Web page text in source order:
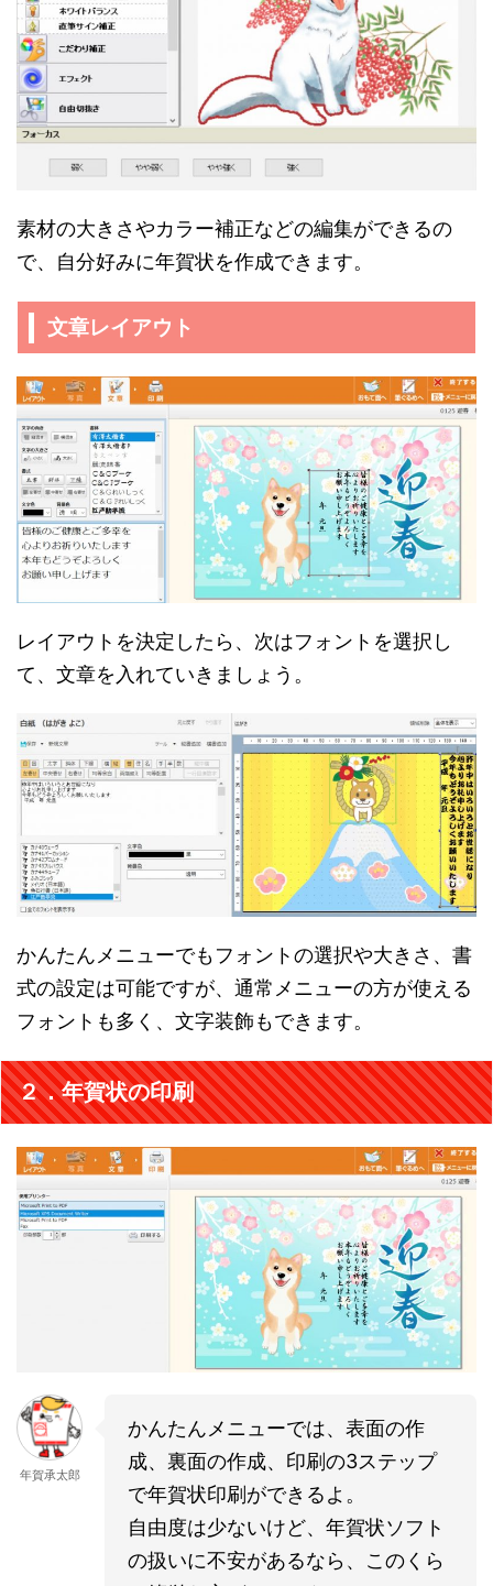
素材の大きさやカラー補正などの編集ができるの
で、自分好みに年賀状を作成できます。
文章レイアウト
レイアウトを決定したら、次はフォントを選択し
て、文章を入れていきましょう。
かんたんメニューでもフォントの選択や大きさ、書
式の設定は可能ですが、通常メニューの方が使える
フォントも多く、文字装飾もできます。
２．年賀状の印刷
年賀承太郎
かんたんメニューでは、表面の作
成、裏面の作成、印刷の3ステップ
で年賀状印刷ができるよ。
自由度は少ないけど、年賀状ソフト
の扱いに不安があるなら、このくら